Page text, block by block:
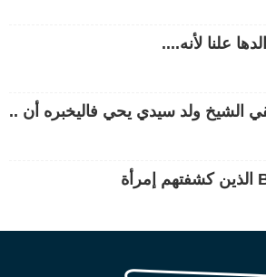
علنا لأنه....
الشيخ ولد سيدي يحي فاليخبره أن ..